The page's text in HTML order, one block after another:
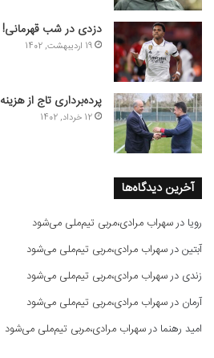
دزدی در شب قهرمانی!
19 اردیبهشت, 1402
پرده‌برداری تاج از هزینه ۴۱۱ میلیاردی یک باشگاه!
12 خرداد, 1402
آخرین دیدگاه‌ها
رویا درسهراب مرادی،مربی تیم‌ملی می‌شود
آبتیندرسهراب مرادی،مربی تیم‌ملی می‌شود
زندی درسهراب مرادی،مربی تیم‌ملی می‌شود
آرمان درسهراب مرادی،مربی تیم‌ملی می‌شود
امید رهنما درسهراب مرادی،مربی تیم‌ملی می‌شود